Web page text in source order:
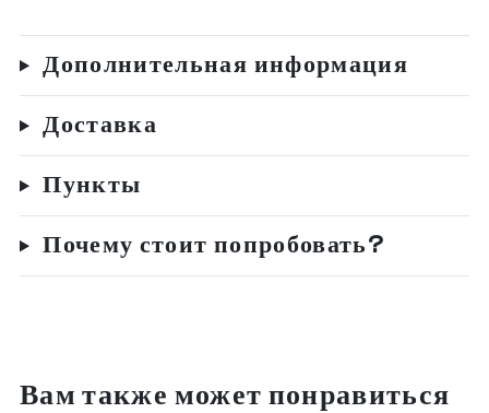
Дополнительная информация
Доставка
Пункты
Почему стоит попробовать?
Вам также может понравиться